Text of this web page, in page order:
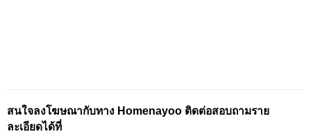
สนใจลงโฆษณากับทาง Homenayoo ติดต่อสอบถามราย
ละเอียดได้ที่